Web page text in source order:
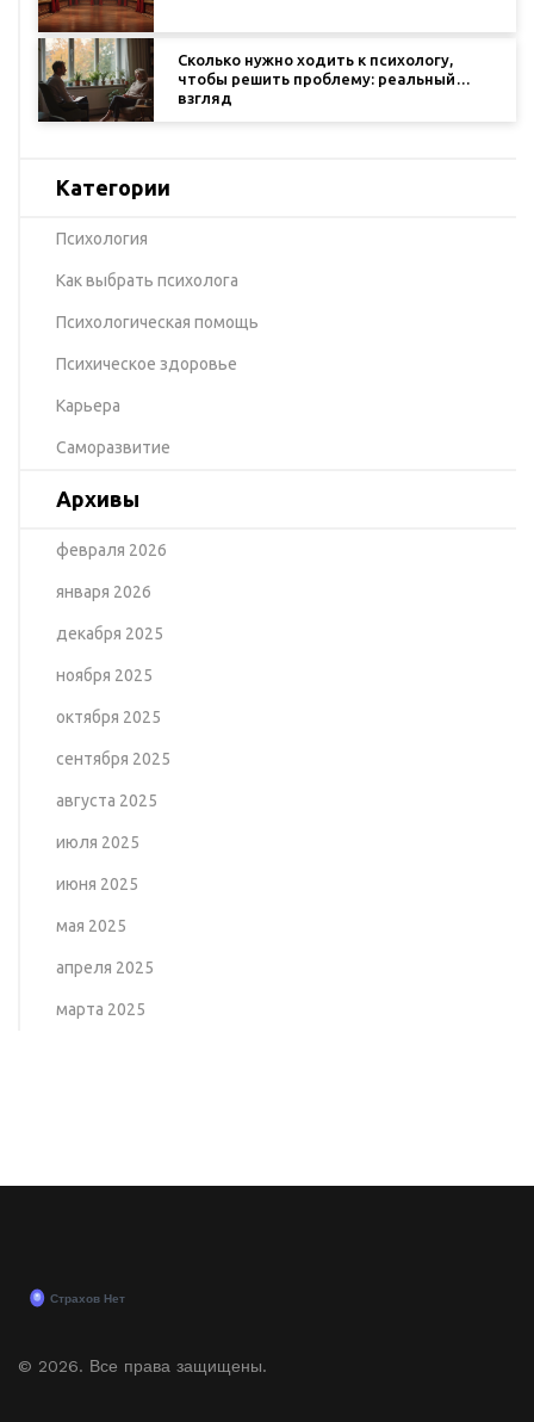
Сколько нужно ходить к психологу,
чтобы решить проблему: реальный
взгляд
Категории
Психология
Как выбрать психолога
Психологическая помощь
Психическое здоровье
Карьера
Саморазвитие
Архивы
февраля 2026
января 2026
декабря 2025
ноября 2025
октября 2025
сентября 2025
августа 2025
июля 2025
июня 2025
мая 2025
апреля 2025
марта 2025
© 2026. Все права защищены.